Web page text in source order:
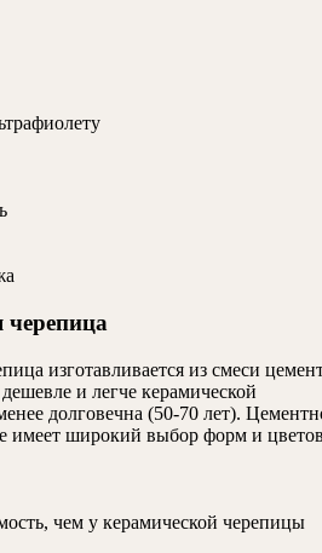
черепица
изготавливается из смеси
и легче керамической
долговечна (50-70 лет).
имеет широкий выбор форм и
чем у керамической черепицы